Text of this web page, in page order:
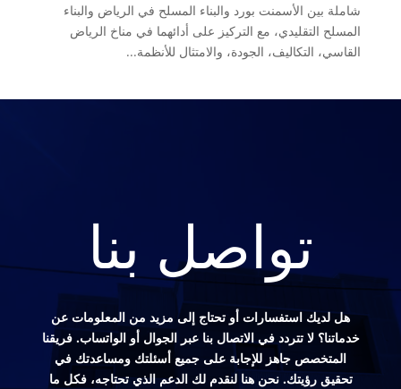
شاملة بين الأسمنت بورد والبناء المسلح في الرياض والبناء
المسلح التقليدي، مع التركيز على أدائهما في مناخ الرياض
القاسي، التكاليف، الجودة، والامتثال للأنظمة...
تواصل بنا
هل لديك استفسارات أو تحتاج إلى مزيد من المعلومات عن
خدماتنا؟ لا تتردد في الاتصال بنا عبر الجوال أو الواتساب. فريقنا
المتخصص جاهز للإجابة على جميع أسئلتك ومساعدتك في
تحقيق رؤيتك. نحن هنا لنقدم لك الدعم الذي تحتاجه، فكل ما